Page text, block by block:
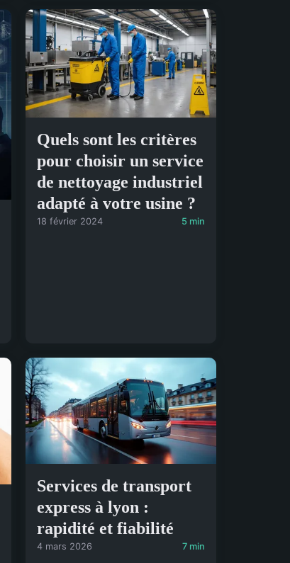
Quels sont les critères
pour choisir un service
de nettoyage industriel
adapté à votre usine ?
18 février 2024 5 min
Services de transport
express à lyon :
rapidité et fiabilité
4 mars 2026 7 min